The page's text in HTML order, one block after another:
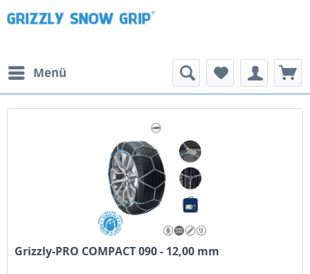
Menü
Grizzly-PRO COMPACT 090 - 12,00 mm